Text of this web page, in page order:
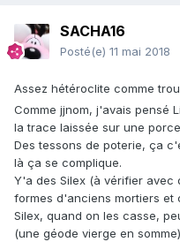
SACHA16
Posté(e) 11 mai 2018
Assez hétéroclite comme
Comme jjnom, j'avais pensé
la trace laissée sur une
Des tessons de poterie, ça
là ça se complique.
Y'a des Silex (à vérifier avec
formes d'anciens mortiers et
Silex, quand on les casse,
(une géode vierge en